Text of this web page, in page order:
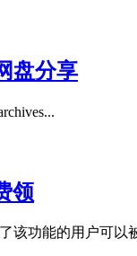
盘分享
领
该功能的用户可以